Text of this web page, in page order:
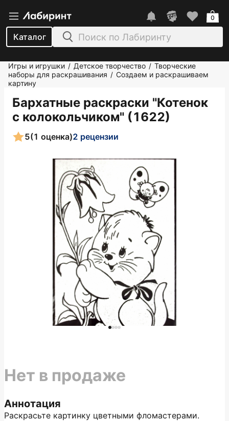
Каталог
0
Игры и игрушки / Детское творчество / Творческие
наборы для раскрашивания / Создаем и раскрашиваем
картину
Бархатные раскраски "Котенок
с колокольчиком" (1622)
5(1 оценка)2 рецензии
Аннотация
Раскрасьте картинку цветными фломастерами.
Нет в продаже